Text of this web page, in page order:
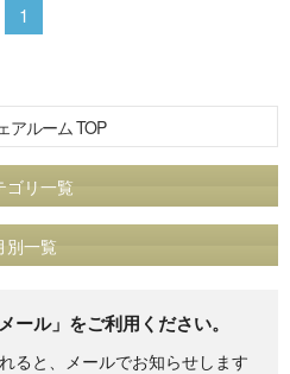
アルーム TOP
ゴリ一覧
別一覧
ール」をご利用ください。
ると、メールでお知らせします
1